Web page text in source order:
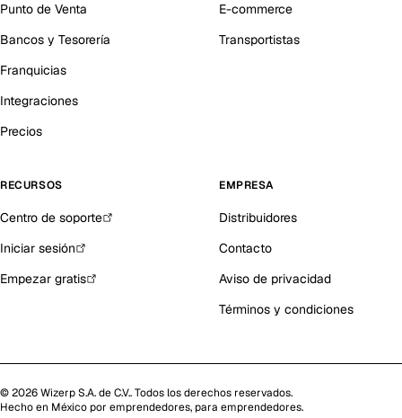
Punto de Venta
Bancos y Tesorería
Franquicias
Integraciones
Precios
E-commerce
Transportistas
RECURSOS
Centro de soporte
Iniciar sesión
Empezar gratis
EMPRESA
Distribuidores
Contacto
Aviso de privacidad
Términos y condiciones
©2026Wizerp S.A. de C.V.. Todos los derechos reservados.
Hecho en México por emprendedores, para emprendedores.